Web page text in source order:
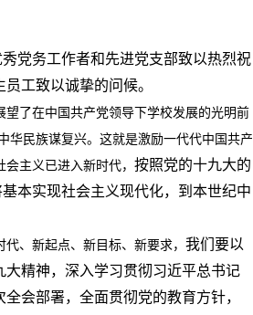
党务工作者和先进党支部致以热烈祝
工致以诚挚的问候。
了在中国共产党领导下学校发展的光明前
华民族谋复兴。这就是激励一代代中国共产
主义已进入新时代， 按照党的十九大的
本实现社会主义现代化，到本世纪中
、新起点、新目标、新要求， 我们要以
精神，深入学习贯彻习近平总书记
会部署，全面贯彻党的教育方针，